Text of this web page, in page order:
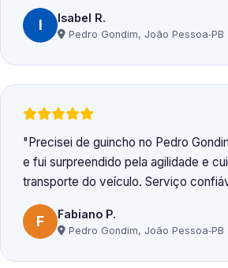
I Isabel R.
Pedro Gondim, João Pessoa‑PB
Precisei de guincho no Pedro
e fui surpreendido pela agilidade e
transporte do veículo. Serviço
F Fabiano P.
Pedro Gondim, João Pessoa‑PB